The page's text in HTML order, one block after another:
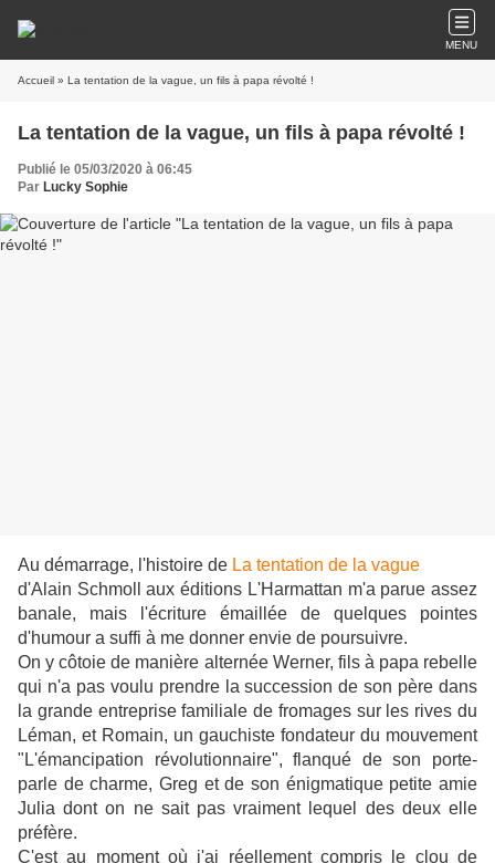
MENU
Accueil » La tentation de la vague, un fils à papa révolté !
La tentation de la vague, un fils à papa révolté !
Publié le 05/03/2020 à 06:45
Par Lucky Sophie
Au démarrage, l'histoire de La tentation de la vague
d'Alain Schmoll aux éditions L'Harmattan m'a parue assez
banale, mais l'écriture émaillée de quelques pointes
d'humour a suffi à me donner envie de poursuivre.
On y côtoie de manière alternée Werner, fils à papa rebelle
qui n'a pas voulu prendre la succession de son père dans
la grande entreprise familiale de fromages sur les rives du
Léman, et Romain, un gauchiste fondateur du mouvement
"L'émancipation révolutionnaire", flanqué de son porte-
parle de charme, Greg et de son énigmatique petite amie
Julia dont on ne sait pas vraiment lequel des deux elle
préfère.
C'est au moment où j'ai réellement compris le clou de